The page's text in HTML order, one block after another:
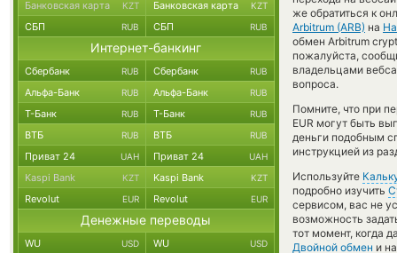
же обратиться к
Arbitrum (ARB) на
обмен Arbitrum
пожалуйста,
владельцами
вопроса.
Помните, что при
EUR могут быть
деньги подобным
инструкцией из
Используйте
подробно изучить
сервисом, вас не
возможность
тот момент, когда
Двойной обмен и
Банковская карта KZT Банковская карта KZT
СБП RUB СБП RUB
Интернет-банкинг
Сбербанк RUB Сбербанк RUB
Альфа-Банк RUB Альфа-Банк RUB
Т-Банк RUB Т-Банк RUB
ВТБ RUB ВТБ RUB
Приват 24 UAH Приват 24 UAH
Kaspi Bank KZT Kaspi Bank KZT
Revolut EUR Revolut EUR
Денежные переводы
WU USD WU USD